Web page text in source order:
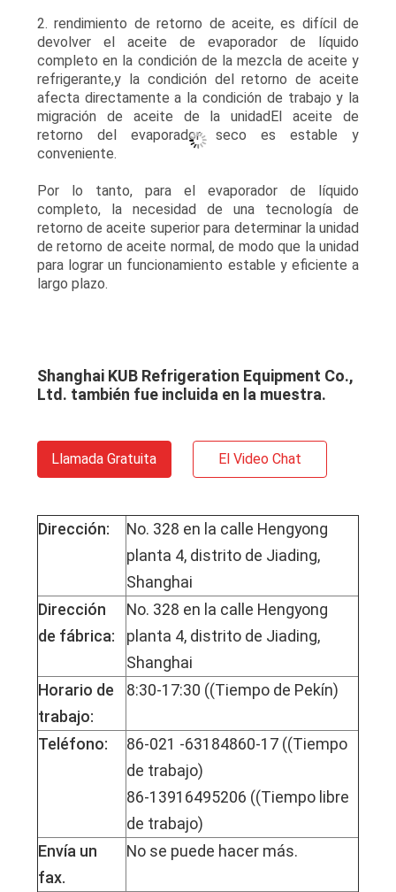
2. rendimiento de retorno de aceite, es difícil de
devolver el aceite de evaporador de líquido
completo en la condición de la mezcla de aceite y
refrigerante,y la condición del retorno de aceite
afecta directamente a la condición de trabajo y la
migración de aceite de la unidadEl aceite de
retorno del evaporador seco es estable y
conveniente.
Por lo tanto, para el evaporador de líquido
completo, la necesidad de una tecnología de
retorno de aceite superior para determinar la unidad
de retorno de aceite normal, de modo que la unidad
para lograr un funcionamiento estable y eficiente a
largo plazo.
Shanghai KUB Refrigeration Equipment Co.,
Ltd. también fue incluida en la muestra.
Llamada Gratuita El Video Chat
Dirección:
No. 328 en la calle Hengyong
planta 4, distrito de Jiading,
Shanghai
Dirección
de fábrica:
No. 328 en la calle Hengyong
planta 4, distrito de Jiading,
Shanghai
Horario de
trabajo:
8:30-17:30 ((Tiempo de Pekín)
Teléfono:
86-021 -63184860-17 ((Tiempo
de trabajo)
86-13916495206 ((Tiempo libre
de trabajo)
Envía un
fax.
No se puede hacer más.